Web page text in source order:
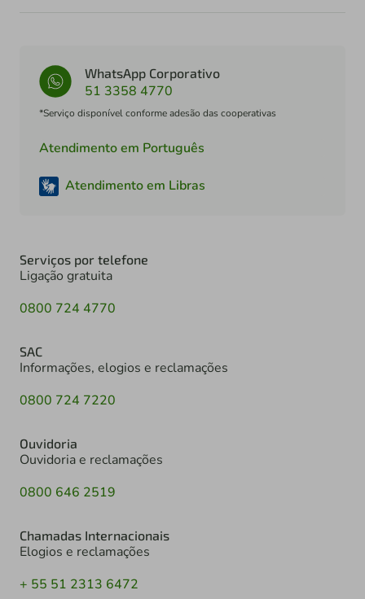
WhatsApp Corporativo
51 3358 4770
*Serviço disponível conforme adesão das cooperativas
Atendimento em Português
Atendimento em Libras
Serviços por telefone
Ligação gratuita
0800 724 4770
SAC
Informações, elogios e reclamações
0800 724 7220
Ouvidoria
Ouvidoria e reclamações
0800 646 2519
Chamadas Internacionais
Elogios e reclamações
+ 55 51 2313 6472